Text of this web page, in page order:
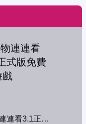
寵物連連看3.1正式版